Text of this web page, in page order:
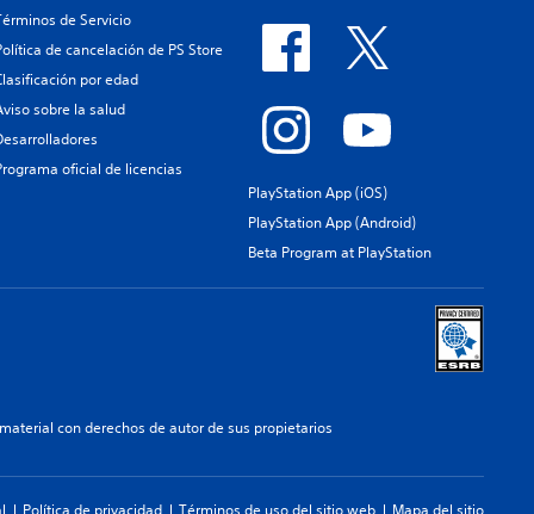
de Servicio
de cancelación de PS Store
por edad
sobre la salud
oficial de licencias
PlayStation App (iOS)
PlayStation App (Android)
Beta Program at PlayStation
con derechos de autor de sus propietarios
Política de privacidad Términos de uso del sitio web Mapa del sitio